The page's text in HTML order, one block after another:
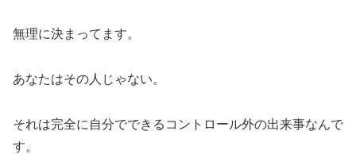
無理に決まってます。
あなたはその人じゃない。
それは完全に自分でできるコントロール外の出来事なんで
す。